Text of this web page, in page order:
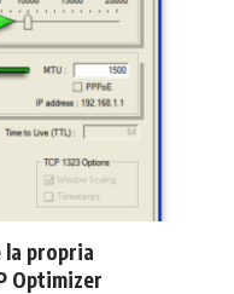
la propria
Optimizer